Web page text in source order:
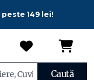
149 lei!
Caută